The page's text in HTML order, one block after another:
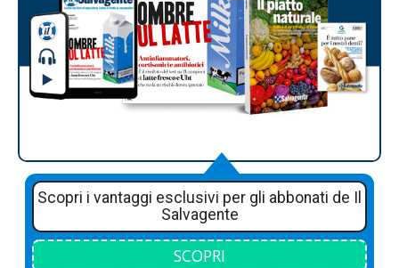
Scopri i vantaggi esclusivi per gli abbonati de Il
Salvagente
SCOPRI